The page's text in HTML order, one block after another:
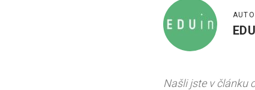
Našli jste v článku